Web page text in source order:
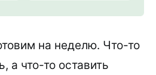
на неделю. Что-то
а что-то оставить